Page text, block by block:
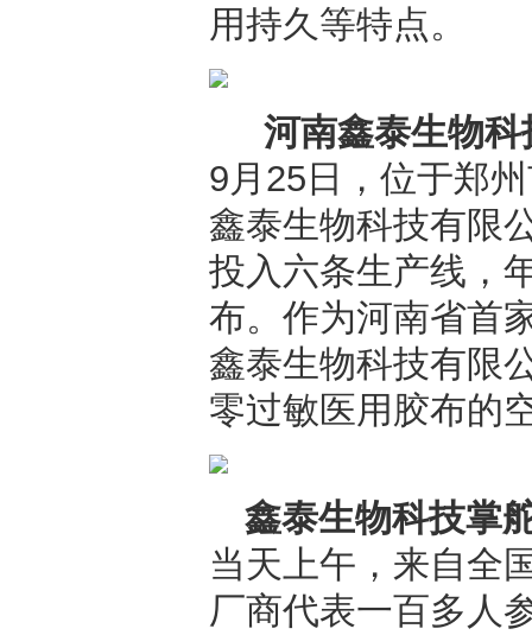
用持久等特点。
河南鑫泰生物
9月25日，位于郑
鑫泰生物科技有限
投入六条生产线，
布。作为河南省首
鑫泰生物科技有限
零过敏医用胶布的
鑫泰生物科技掌
当天上午，来自全
厂商代表一百多人